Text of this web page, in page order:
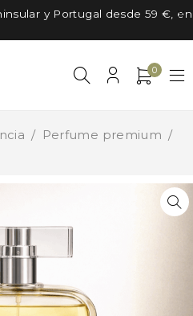
y Portugal desde 59 €, en
0
/ Perfume premium /